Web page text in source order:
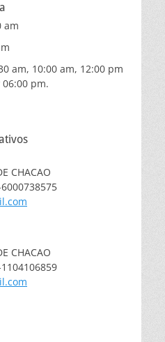
am
am, 10:00 am, 12:00 pm
pm.
CHACAO
CHACAO